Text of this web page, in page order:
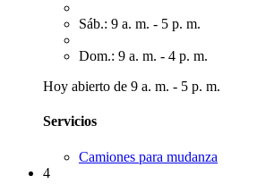
Sáb.: 9 a. m. - 5 p. m.
Dom.: 9 a. m. - 4 p. m.
Hoy abierto de 9 a. m. - 5 p. m.
Servicios
Camiones para mudanza
4